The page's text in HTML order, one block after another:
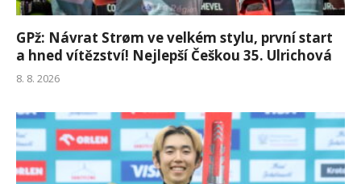
GPž: Návrat Strøm ve velkém stylu, první start
a hned vítězství! Nejlepší Češkou 35. Ulrichová
8. 8. 2026